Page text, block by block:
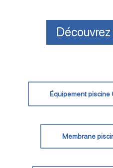
Équipement piscine
Membrane